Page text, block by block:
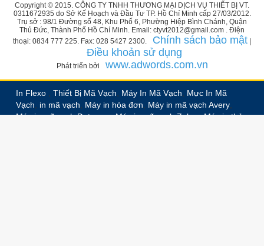
Copyright © 2015. CÔNG TY TNHH THƯƠNG MẠI DỊCH VỤ THIẾT BỊ VT.
0311672935 do Sở Kế Hoạch và Đầu Tư TP. Hồ Chí Minh cấp 27/03/2012.
Trụ sở : 98/1 Đường số 48, Khu Phố 6, Phường Hiệp Bình Chánh, Quận
Thủ Đức, Thành Phố Hồ Chí Minh. Email: ctyvt2012@gmail.com . Điện
thoại: 0834 777 225. Fax: 028 5427 2300.
Chính sách bảo mật
Điều khoản sử dụng
Phát triển bởi www.adwords.com.vn
In Flexo ,Thiết Bị Mã Vạch Máy In Mã Vạch
Mực In Mã
Vạch
in mã vạch Máy in hóa đơn Máy in mã vạch Avery
Máy in mã vạch Datamax,Máy in mã vạch Zebra,Máy in thẻ